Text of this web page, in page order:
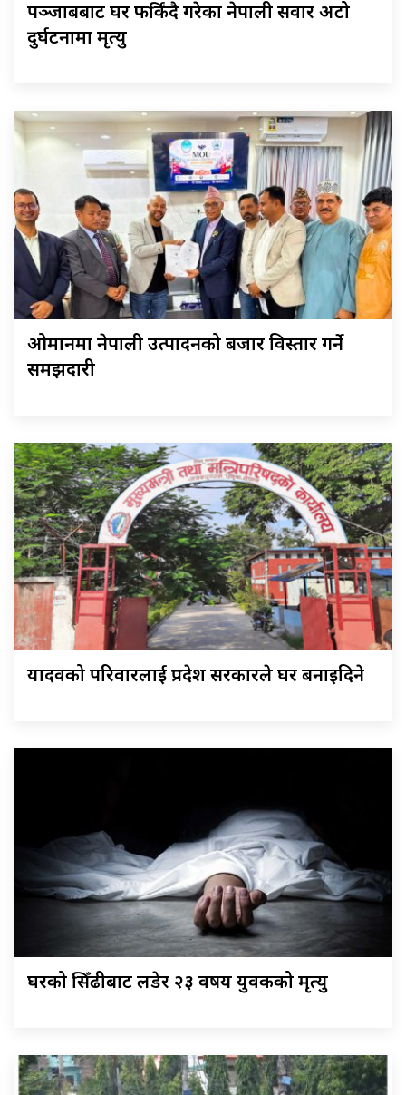
पञ्जाबबाट घर फर्किंदै गरेका नेपाली सवार अटो
दुर्घटनामा मृत्यु
ओमानमा नेपाली उत्पादनको बजार विस्तार गर्ने
समझदारी
यादवको परिवारलाई प्रदेश सरकारले घर बनाइदिने
घरको सिँढीबाट लडेर २३ वर्षीय युवकको मृत्यु